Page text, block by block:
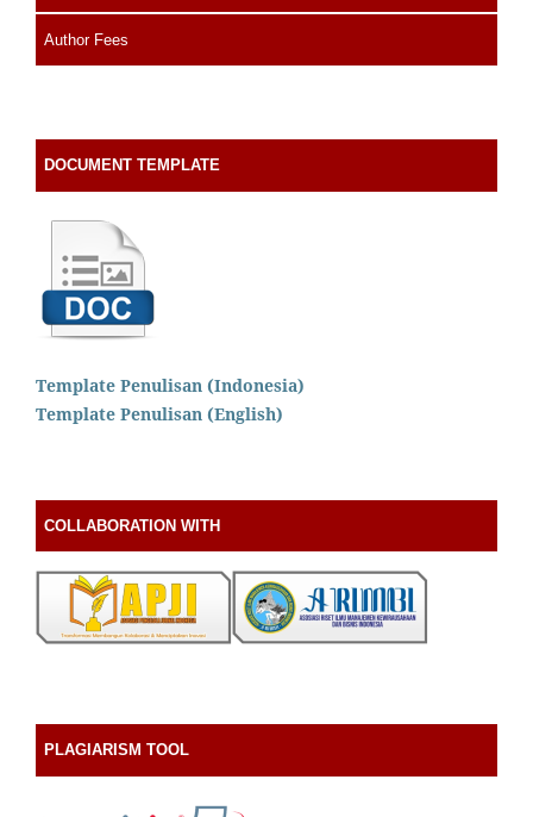
Author Fees
DOCUMENT TEMPLATE
Template Penulisan (Indonesia)
Template Penulisan (English)
COLLABORATION WITH
PLAGIARISM TOOL